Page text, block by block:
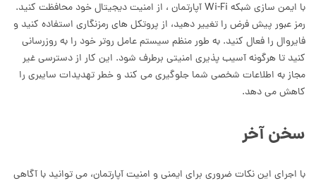
با ایمن سازی شبکه Wi-Fi آپارتمان ، از امنیت دیجیتال خود محافظت کنید.
رمز عبور پیش فرض را تغییر دهید، از پروتکل های رمزنگاری استفاده کنید و
فایروال را فعال کنید. به طور منظم سیستم عامل روتر خود را به روزرسانی
کنید تا هرگونه آسیب پذیری امنیتی برطرف شود. این کار از دسترسی غیر
مجاز به اطلاعات شخصی شما جلوگیری می کند و خطر تهدیدات سایبری را
کاهش می دهد.
سخن آخر
با اجرای این نکات ضروری برای ایمنی و امنیت آپارتمان، می توانید با آگاهی